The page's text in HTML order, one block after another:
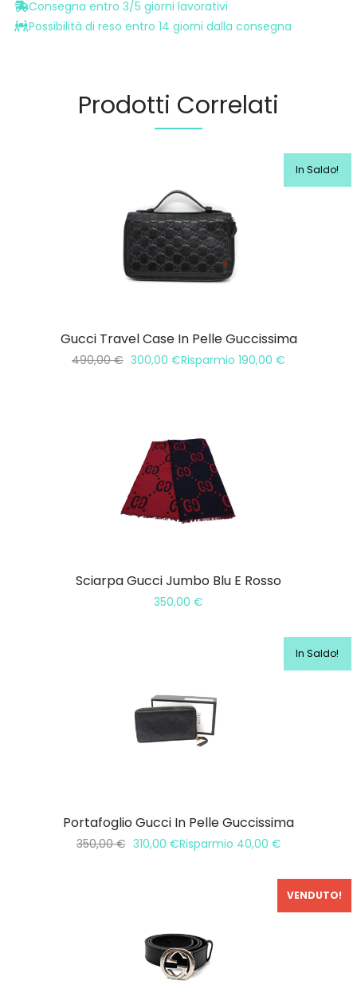
Consegna entro 3/5 giorni lavorativi
Possibilità di reso entro 14 giorni dalla consegna
Prodotti Correlati
In Saldo!
Gucci Travel Case In Pelle Guccissima
490,00€ 300,00 €Risparmio 190,00 €
Sciarpa Gucci Jumbo Blu E Rosso
350,00 €
In Saldo!
Portafoglio Gucci In Pelle Guccissima
350,00€ 310,00 €Risparmio 40,00 €
VENDUTO!